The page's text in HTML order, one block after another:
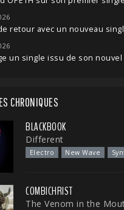
retour avec un nouveau
un single issu de son nouvel
CHRONIQUES
BLACKBOOK
Different
Electro New Wave
COMBICHRIST
The Venom in the